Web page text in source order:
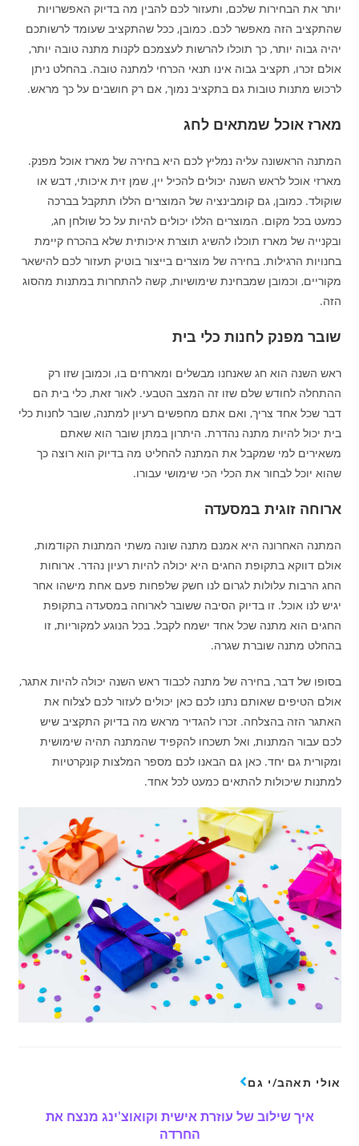
יותר את הבחירות שלכם, ותעזור לכם להבין מה בדיוק האפשרויות
שהתקציב הזה מאפשר לכם. כמובן, ככל שהתקציב שעומד לרשותכם
יהיה גבוה יותר, כך תוכלו להרשות לעצמכם לקנות מתנה טובה יותר,
אולם זכרו, תקציב גבוה אינו תנאי הכרחי למתנה טובה. בהחלט ניתן
לרכוש מתנות טובות גם בתקציב נמוך, אם רק חושבים על כך מראש.
מארז אוכל שמתאים לחג
המתנה הראשונה עליה נמליץ לכם היא בחירה של מארז אוכל מפנק.
מארזי אוכל לראש השנה יכולים להכיל יין, שמן זית איכותי, דבש או
שוקולד. כמובן, גם קומבינציה של המוצרים הללו תתקבל בברכה
כמעט בכל מקום. המוצרים הללו יכולים להיות על כל שולחן חג,
ובקנייה של מארז תוכלו להשיג תוצרת איכותית שלא בהכרח קיימת
בחנויות הרגילות. בחירה של מוצרים בייצור בוטיק תעזור לכם להישאר
מקוריים, וכמובן שמבחינת שימושיות, קשה להתחרות במתנות מהסוג
הזה.
שובר מפנק לחנות כלי בית
ראש השנה הוא חג שאנחנו מבשלים ומארחים בו, וכמובן שזו רק
ההתחלה לחודש שלם שזו זה המצב הטבעי. לאור זאת, כלי בית הם
דבר שכל אחד צריך, ואם אתם מחפשים רעיון למתנה, שובר לחנות כלי
בית יכול להיות מתנה נהדרת. היתרון במתן שובר הוא שאתם
משאירים למי שמקבל את המתנה להחליט מה בדיוק הוא רוצה כך
שהוא יוכל לבחור את הכלי הכי שימושי עבורו.
ארוחה זוגית במסעדה
המתנה האחרונה היא אמנם מתנה שונה משתי המתנות הקודמות,
אולם דווקא בתקופת החגים היא יכולה להיות רעיון נהדר. ארוחות
החג הרבות עלולות לגרום לנו חשק שלפחות פעם אחת מישהו אחר
יגיש לנו אוכל. זו בדיוק הסיבה ששובר לארוחה במסעדה בתקופת
החגים הוא מתנה שכל אחד ישמח לקבל. בכל הנוגע למקוריות, זו
בהחלט מתנה שוברת שגרה.
בסופו של דבר, בחירה של מתנה לכבוד ראש השנה יכולה להיות אתגר,
אולם הטיפים שאותם נתנו לכם כאן יכולים לעזור לכם לצלוח את
האתגר הזה בהצלחה. זכרו להגדיר מראש מה בדיוק התקציב שיש
לכם עבור המתנות, ואל תשכחו להקפיד שהמתנה תהיה שימושית
ומקורית גם יחד. כאן גם הבאנו לכם מספר המלצות קונקרטיות
למתנות שיכולות להתאים כמעט לכל אחד.
אולי תאהב/י גם
איך שילוב של עוזרת אישית וקואוצ'ינג מנצח את
החרדה